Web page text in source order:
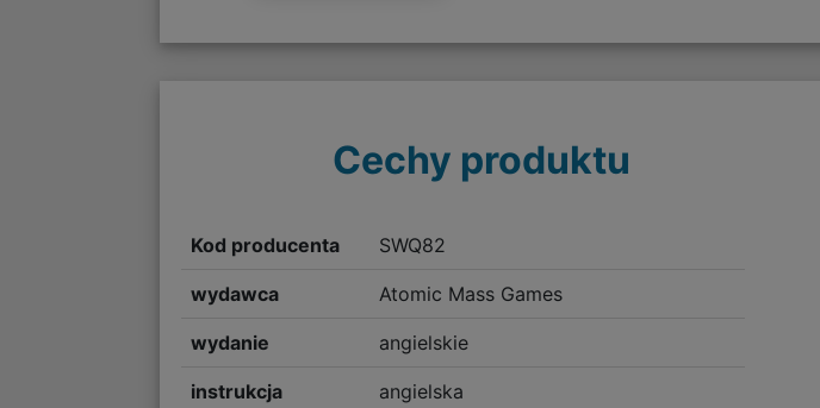
Cechy produktu
Kod producenta SWQ82
wydawca Atomic Mass Games
wydanie angielskie
instrukcja angielska